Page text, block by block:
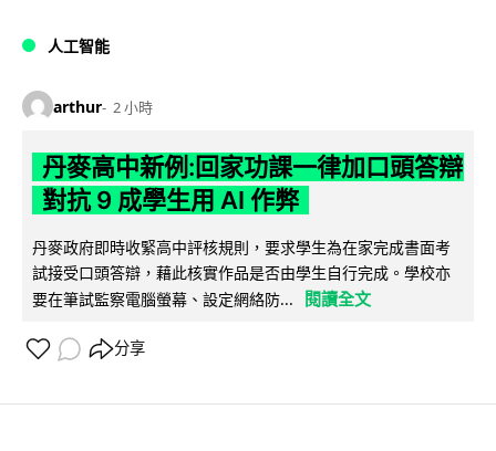
人工智能
arthur 2 小時
丹麥高中新例:回家功課一律加口頭答辯
對抗 9 成學生用 AI 作弊
丹麥政府即時收緊高中評核規則，要求學生為在家完成書面考
試接受口頭答辯，藉此核實作品是否由學生自行完成。學校亦
要在筆試監察電腦螢幕、設定網絡防...
閱讀全文
分享